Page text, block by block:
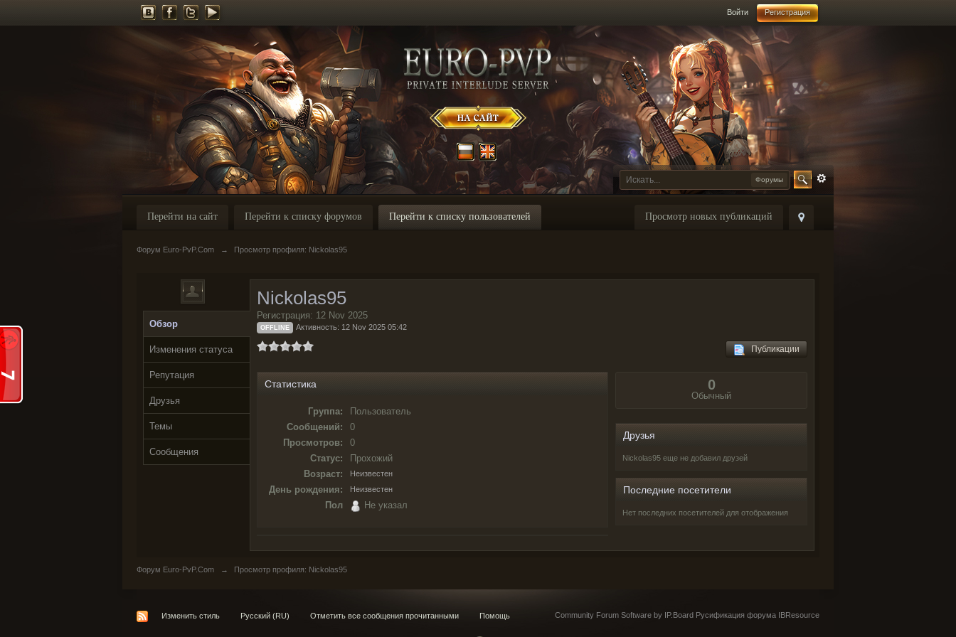
Войти Регистрация
Форумы
Просмотр новых публикаций
Перейти на сайт Перейти к списку форумов Перейти к списку пользователей
Форум Euro-PvP.Com → Просмотр профиля: Nickolas95
Обзор
Изменения статуса
Репутация
Друзья
Темы
Сообщения
Nickolas95
Регистрация: 12 Nov 2025
OFFLINE Активность: 12 Nov 2025 05:42
Публикации
Статистика
Группа:
Пользователь
Сообщений:
0
Просмотров:
0
Статус:
Прохожий
Возраст:
Неизвестен
День рождения: Неизвестен
Пол Не указал
0
Обычный
Друзья
Nickolas95 еще не добавил друзей
Последние посетители
Нет последних посетителей для отображения
Форум Euro-PvP.Com → Просмотр профиля: Nickolas95
Изменить стиль Русский (RU) Отметить все сообщения прочитанными Помощь Community Forum Software by IP.Board Русификация форума IBResource